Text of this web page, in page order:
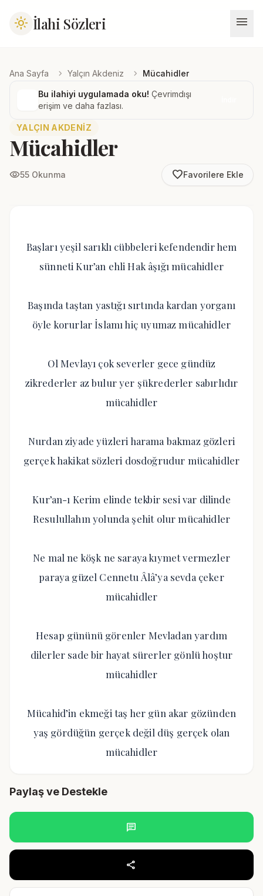
light_mode İlahi Sözleri menu
Ana Sayfa chevron_right Yalçın Akdeniz chevron_right Mücahidler
Bu ilahiyi uygulamada oku! Çevrimdışı
erişim ve daha fazlası.
YALÇIN AKDENIZ
Mücahidler
visibility55 Okunma favorite_borderFavorilere Ekle
Başları yeşil sarıklı cübbeleri kefendendir hem
sünneti Kur’an ehli Hak âşığı mücahidler
Başında taştan yastığı sırtında kardan yorganı
öyle korurlar İslamı hiç uyumaz mücahidler
Ol Mevlayı çok severler gece gündüz
zikrederler az bulur yer şükrederler sabırlıdır
mücahidler
Nurdan ziyade yüzleri harama bakmaz gözleri
gerçek hakikat sözleri dosdoğrudur mücahidler
Kur’an-ı Kerim elinde tekbir sesi var dilinde
Resulullahın yolunda şehit olur mücahidler
Ne mal ne köşk ne saraya kıymet vermezler
paraya güzel Cennetu Âlâ’ya sevda çeker
mücahidler
Hesap gününü görenler Mevladan yardım
dilerler sade bir hayat sürerler gönlü hoştur
mücahidler
Mücahid’in ekmeği taş her gün akar gözünden
yaş gördüğün gerçek değil düş gerçek olan
mücahidler
Paylaş ve Destekle
chat
share